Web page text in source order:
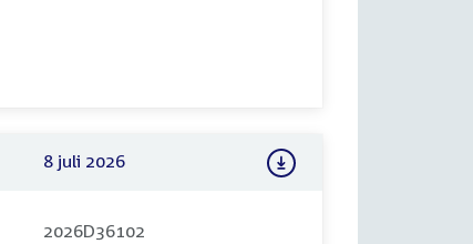
8 juli 2026
2026D36102